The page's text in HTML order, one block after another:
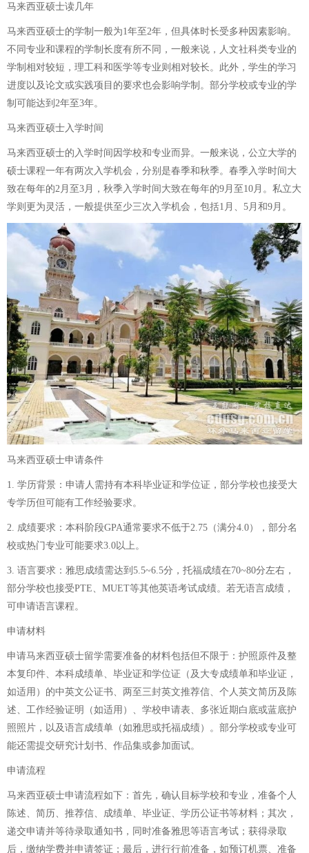
马来西亚硕士读几年
马来西亚硕士的学制一般为1年至2年，但具体时长受多种因素影响。
不同专业和课程的学制长度有所不同，一般来说，人文社科类专业的
学制相对较短，理工科和医学等专业则相对较长。此外，学生的学习
进度以及论文或实践项目的要求也会影响学制。部分学校或专业的学
制可能达到2年至3年。
马来西亚硕士入学时间
马来西亚硕士的入学时间因学校和专业而异。一般来说，公立大学的
硕士课程一年有两次入学机会，分别是春季和秋季。春季入学时间大
致在每年的2月至3月，秋季入学时间大致在每年的9月至10月。私立大
学则更为灵活，一般提供至少三次入学机会，包括1月、5月和9月。
马来西亚硕士申请条件
1. 学历背景：申请人需持有本科毕业证和学位证，部分学校也接受大
专学历但可能有工作经验要求。
2. 成绩要求：本科阶段GPA通常要求不低于2.75（满分4.0），部分名
校或热门专业可能要求3.0以上。
3. 语言要求：雅思成绩需达到5.5~6.5分，托福成绩在70~80分左右，
部分学校也接受PTE、MUET等其他英语考试成绩。若无语言成绩，
可申请语言课程。
申请材料
申请马来西亚硕士留学需要准备的材料包括但不限于：护照原件及整
本复印件、本科成绩单、毕业证和学位证（及大专成绩单和毕业证，
如适用）的中英文公证书、两至三封英文推荐信、个人英文简历及陈
述、工作经验证明（如适用）、学校申请表、多张近期白底或蓝底护
照照片，以及语言成绩单（如雅思或托福成绩）。部分学校或专业可
能还需提交研究计划书、作品集或参加面试。
申请流程
马来西亚硕士申请流程如下：首先，确认目标学校和专业，准备个人
陈述、简历、推荐信、成绩单、毕业证、学历公证书等材料；其次，
递交申请并等待录取通知书，同时准备雅思等语言考试；获得录取
后，缴纳学费并申请签证；最后，进行行前准备，如预订机票、准备